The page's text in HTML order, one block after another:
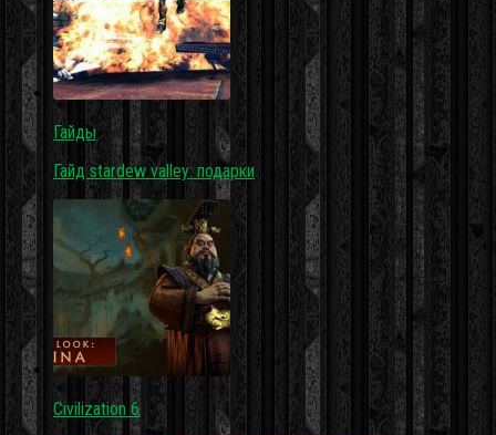
Гайды
Гайд stardew valley: подарки
Civilization 6